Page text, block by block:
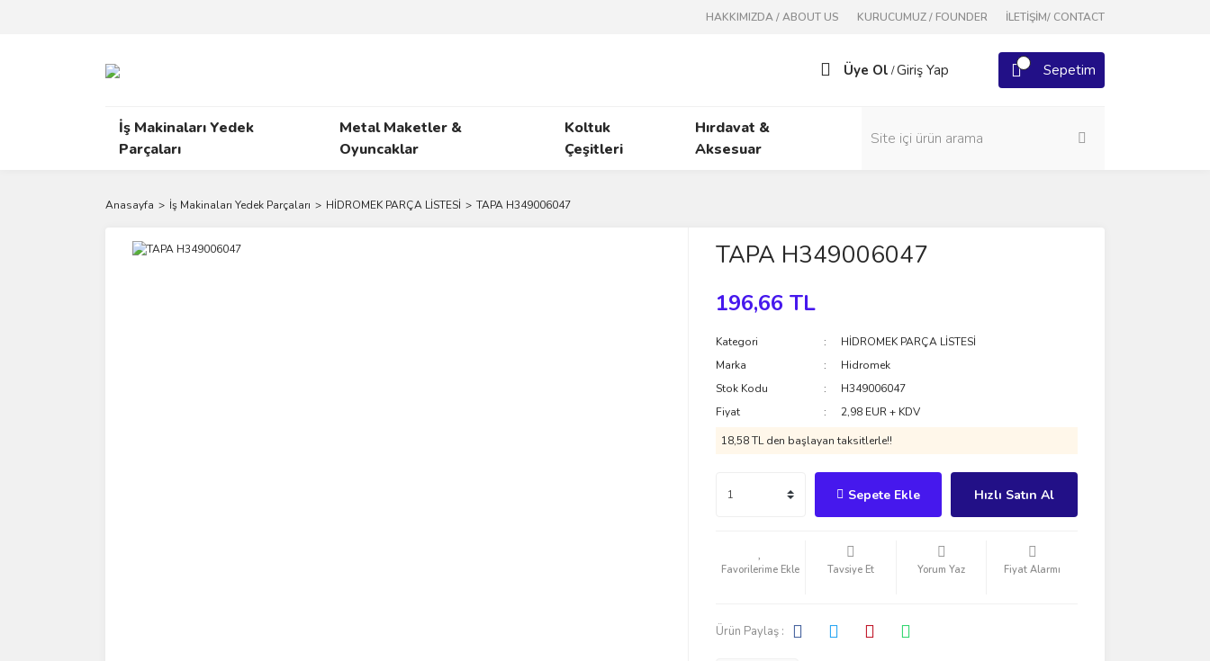
HAKKIMIZDA / ABOUT US KURUCUMUZ / FOUNDER İLETİŞİM/ CONTACT
Üye Ol /Giriş Yap Sepetim
İş Makinaları Yedek
Parçaları
Metal Maketler &
Oyuncaklar
Koltuk
Çeşitleri
Hırdavat &
Aksesuar
Anasayfa İş Makinaları Yedek Parçaları HİDROMEK PARÇA LİSTESİ TAPA H349006047
TAPA H349006047
196,66 TL
Kategori
HİDROMEK PARÇA LİSTESİ
Marka
Hidromek
Stok Kodu
H349006047
Fiyat
2,98 EUR + KDV
18,58 TL den başlayan taksitlerle!!
Sepete Ekle Hızlı Satın Al
Tavsiye Et Yorum Yaz Fiyat Alarmı
Ürün Paylaş :